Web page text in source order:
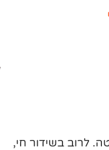
לרוב בשידור חי,